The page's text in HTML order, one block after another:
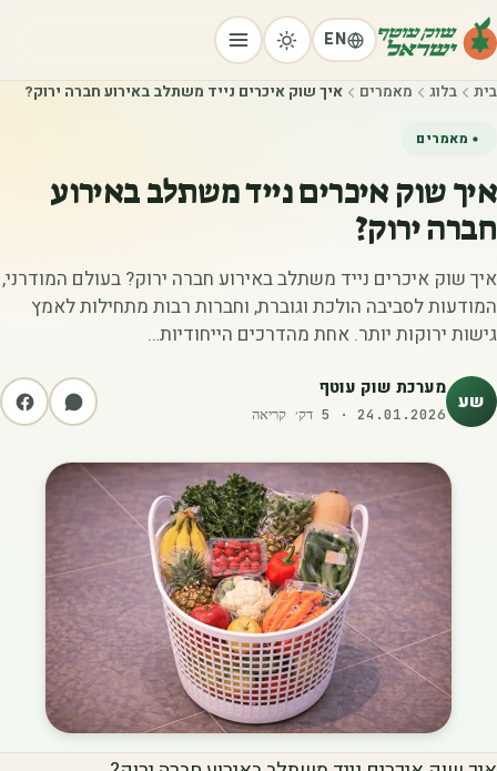
EN
בית בלוג מאמרים איך שוק איכרים נייד משתלב באירוע חברה ירוק?
מאמרים
איך שוק איכרים נייד משתלב באירוע
חברה ירוק?
איך שוק איכרים נייד משתלב באירוע חברה ירוק? בעולם המודרני,
המודעות לסביבה הולכת וגוברת, וחברות רבות מתחילות לאמץ
גישות ירוקות יותר. אחת מהדרכים הייחודיות…
שע מערכת שוק עוטף
24.01.2026
·
5 דק׳ קריאה